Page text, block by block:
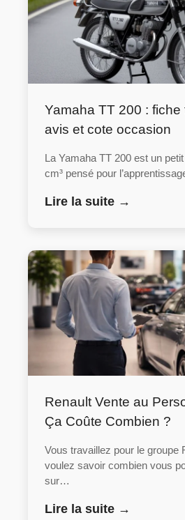
Yamaha TT 200 : fiche
avis et cote occasion
La Yamaha TT 200 est un
cm³ pensé pour
Lire la suite →
Renault Vente au
Ça Coûte Combien ?
Vous travaillez pour le groupe
voulez savoir combien vous
sur…
Lire la suite →